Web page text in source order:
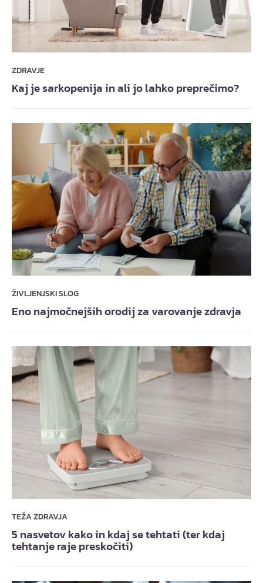
ZDRAVJE
Kaj je sarkopenija in ali jo lahko preprečimo?
ŽIVLJENJSKI SLOG
Eno najmočnejših orodij za varovanje zdravja
TEŽA ZDRAVJA
5 nasvetov kako in kdaj se tehtati (ter kdaj
tehtanje raje preskočiti)